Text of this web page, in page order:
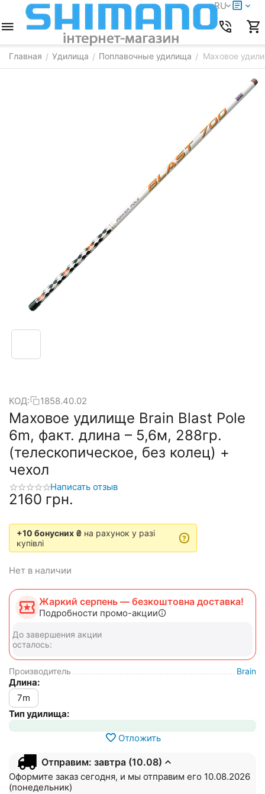
RU
Главная / Удилища / Поплавочные удилища / Маховое
КОД: 1858.40.02
Маховое удилище Brain Blast Pole
6m, факт. длина – 5,6м, 288гр.
(телескопическое, без колец) +
чехол
Написать отзыв
‍2160‍ грн.
+10 бонусних ₴ на рахунок у разі
купівлі
?
Нет в наличии
Жаркий серпень — безкоштовна доставка!
Подробности промо-акции
До завершения акции
осталось:
Производитель Brain
Длина:
7m
Тип удилища:
Отложить
Отправим: завтра (10.08)
Оформите заказ сегодня, и мы отправим его 10.08.2026
(понедельник)